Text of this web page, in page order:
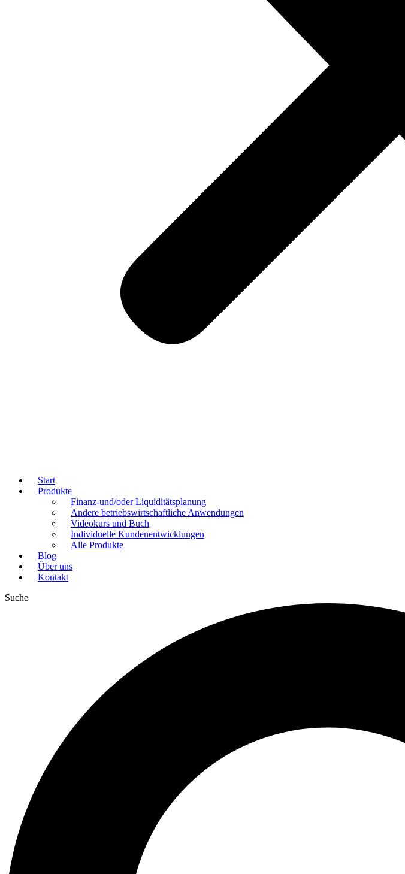
Start
Produkte
Finanz-und/oder Liquiditätsplanung
Andere betriebswirtschaftliche Anwendungen
Videokurs und Buch
Individuelle Kundenentwicklungen
Alle Produkte
Blog
Über uns
Kontakt
Suche